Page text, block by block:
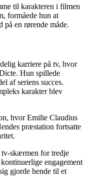
til karakteren i filmen
formåede hun at
på en rørende måde.
karriere på tv, hvor
Hun spillede
af seriens succes.
karakter blev
hvor Emilie Claudius
præstation fortsatte
skærmen for tredje
engagement
gjorde hende til et